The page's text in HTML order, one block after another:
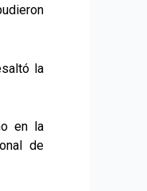
la
en la
de